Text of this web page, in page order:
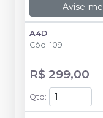
Avise-me
A4D
Cód. 109
R$ 299,00
Qtd: